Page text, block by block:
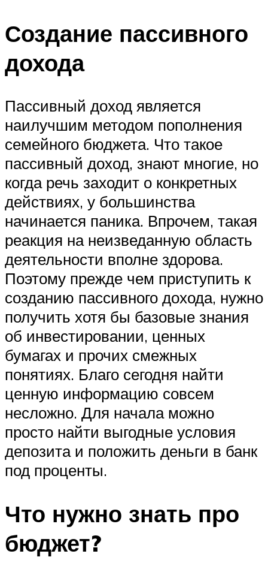
Создание пассивного
дохода
Пассивный доход является
наилучшим методом пополнения
семейного бюджета. Что такое
пассивный доход, знают многие, но
когда речь заходит о конкретных
действиях, у большинства
начинается паника. Впрочем, такая
реакция на неизведанную область
деятельности вполне здорова.
Поэтому прежде чем приступить к
созданию пассивного дохода, нужно
получить хотя бы базовые знания
об инвестировании, ценных
бумагах и прочих смежных
понятиях. Благо сегодня найти
ценную информацию совсем
несложно. Для начала можно
просто найти выгодные условия
депозита и положить деньги в банк
под проценты.
Что нужно знать про
бюджет?